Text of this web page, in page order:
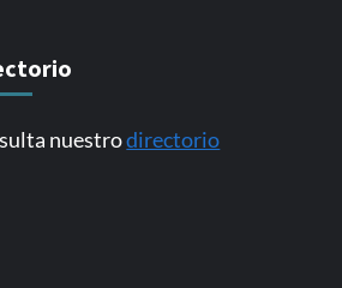
nuestrodirectorio